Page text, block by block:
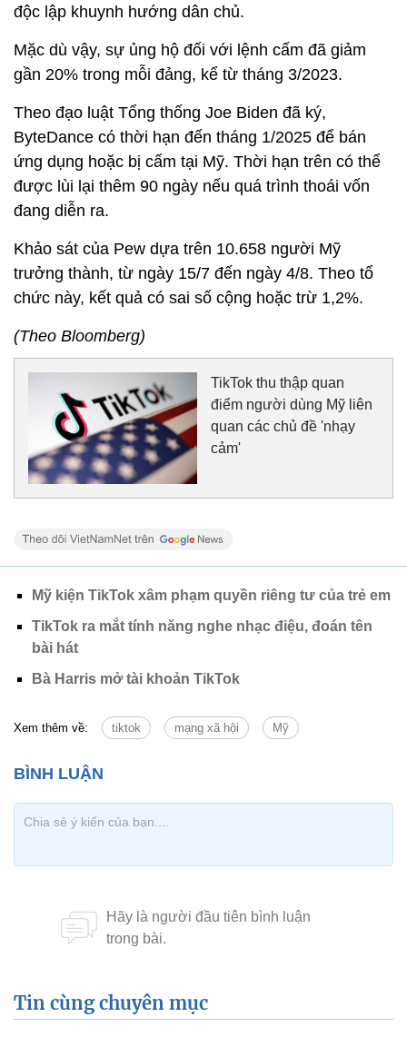
độc lập khuynh hướng dân chủ.
Mặc dù vậy, sự ủng hộ đối với lệnh cấm đã giảm
gần 20% trong mỗi đảng, kể từ tháng 3/2023.
Theo đạo luật Tổng thống Joe Biden đã ký,
ByteDance có thời hạn đến tháng 1/2025 để bán
ứng dụng hoặc bị cấm tại Mỹ. Thời hạn trên có thể
được lùi lại thêm 90 ngày nếu quá trình thoái vốn
đang diễn ra.
Khảo sát của Pew dựa trên 10.658 người Mỹ
trưởng thành, từ ngày 15/7 đến ngày 4/8. Theo tổ
chức này, kết quả có sai số cộng hoặc trừ 1,2%.
(Theo Bloomberg)
TikTok thu thập quan
điểm người dùng Mỹ liên
quan các chủ đề 'nhạy
cảm'
Mỹ kiện TikTok xâm phạm quyền riêng tư của trẻ em
TikTok ra mắt tính năng nghe nhạc điệu, đoán tên
bài hát
Bà Harris mở tài khoản TikTok
Xem thêm về: tiktok mạng xã hội Mỹ
Tin cùng chuyên mục